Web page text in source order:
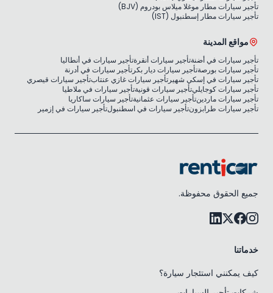
تأجير سيارات مطار موغلا ميلاس بودروم (BJV)
تأجير سيارات مطار إسطنبول (IST)
مواقع المدينة
تأجير سيارات في أضنةتأجير سيارات أنقرةتأجير سيارات في أنطاليا
تأجير سيارات بورصةتأجير سيارات ديار بكرتأجير سيارات في أدرنة
تأجير سيارات في إسكي شهيرتأجير سيارات غازي عنتابتأجير سيارات قيصري
تأجير سيارات كوجايليتأجير سيارات قونيةتأجير سيارات في ملاطيا
تأجير سيارات ماردينتأجير سيارات عثمانيةتأجير سيارات ساكاريا
تأجير سيارات طرابزونتأجير سيارات في اسطنبولتأجير سيارات في إزمير
جميع الحقوق محفوظة.
خدماتنا
كيف يمكنني استئجار سيارة؟